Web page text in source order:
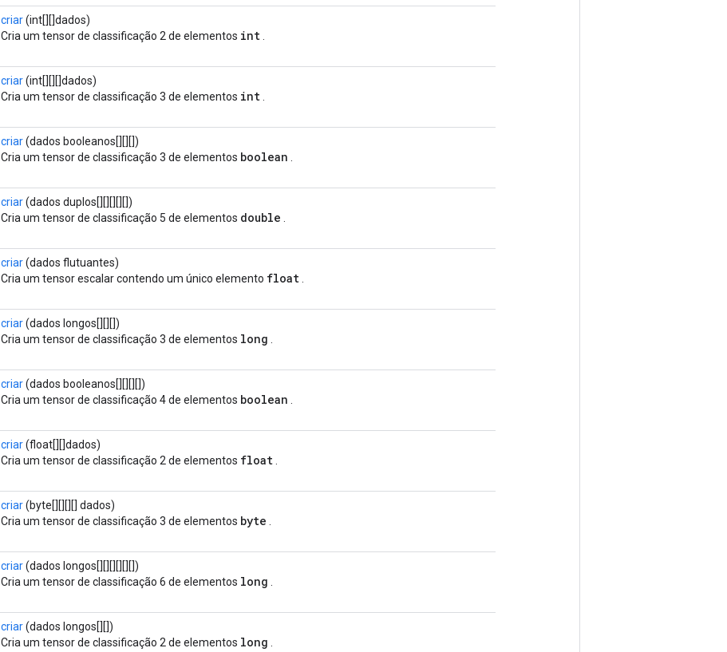
criar(int[][]dados)
Cria um tensor de classificação 2 de elementos int
criar(int[][][]dados)
Cria um tensor de classificação 3 de elementos int
criar(dados booleanos[][][])
Cria um tensor de classificação 3 de elementos boolean
criar(dados duplos[][][][][])
Cria um tensor de classificação 5 de elementos double
criar(dados flutuantes)
Cria um tensor escalar contendo um único elemento float
criar(dados longos[][][])
Cria um tensor de classificação 3 de elementos long
criar(dados booleanos[][][][])
Cria um tensor de classificação 4 de elementos boolean
criar(float[][]dados)
Cria um tensor de classificação 2 de elementos float
criar(byte[][][][] dados)
Cria um tensor de classificação 3 de elementos byte
criar(dados longos[][][][][][])
Cria um tensor de classificação 6 de elementos long
criar(dados longos[][])
Cria um tensor de classificação 2 de elementos long